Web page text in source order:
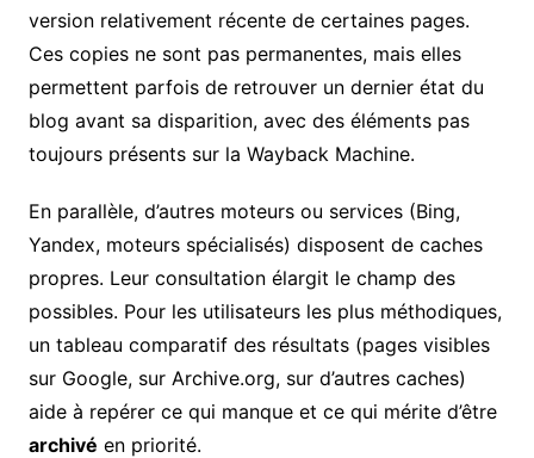
version relativement récente de certaines pages.
Ces copies ne sont pas permanentes, mais elles
permettent parfois de retrouver un dernier état du
blog avant sa disparition, avec des éléments pas
toujours présents sur la Wayback Machine.
En parallèle, d’autres moteurs ou services (Bing,
Yandex, moteurs spécialisés) disposent de caches
propres. Leur consultation élargit le champ des
possibles. Pour les utilisateurs les plus méthodiques,
un tableau comparatif des résultats (pages visibles
sur Google, sur Archive.org, sur d’autres caches)
aide à repérer ce qui manque et ce qui mérite d’être
archivé en priorité.